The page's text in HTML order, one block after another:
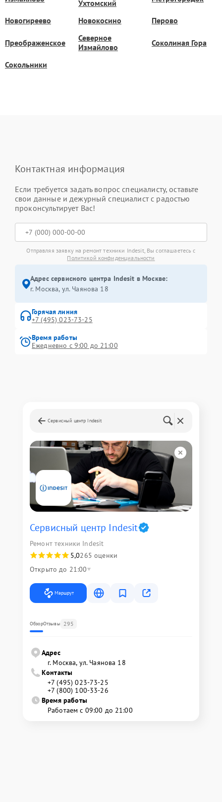
Ухтомский
Новогиреево Новокосино Перово
Преображенское
Северное
Измайлово
Соколиная Гора
Сокольники
Контактная информация
Если требуется задать вопрос специалисту, оставьте
свои данные и дежурный специалист с радостью
проконсультирует Вас!
Отправляя заявку на ремонт техники Indesit, Вы соглашаетесь с
Политикой конфиденциальности
Адрес сервисного центра Indesit в Москве:
г. Москва, ул. Чаянова 18
Горячая линия
+7 (495) 023-73-25
Время работы
Ежедневно с 9:00 до 21:00
Сервисный центр Indesit
Сервисный центр Indesit
Ремонт техники Indesit
5,0265 оценки
Открыто до 21:00
Маршрут
ОбзорОтзывы 295
Адрес
г. Москва, ул. Чаянова 18
Контакты
+7 (495) 023-73-25
+7 (800) 100-33-26
Время работы
Работаем с 09:00 до 21:00